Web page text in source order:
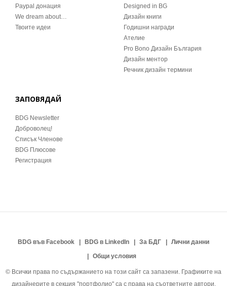
Paypal донация
We dream about…
Твоите идеи
Designed in BG
Дизайн книги
Годишни награди
Ателие
Pro Bono Дизайн България
Дизайн ментор
Речник дизайн термини
ЗАПОВЯДАЙ
BDG Newsletter
Доброволец!
Списък Членове
BDG Плюсове
Регистрация
BDG във Facebook BDG в LinkedIn За БДГ
Лични данни
Общи условия
© Всички права по съдържанието на този сайт са запазени. Графиките на
дизайнерите в секция "портфолио" са с права на съответните автори.